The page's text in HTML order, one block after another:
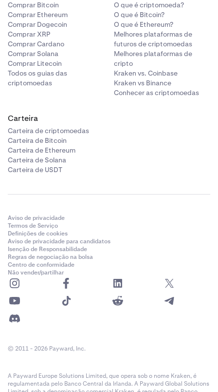
Comprar Bitcoin
Comprar Ethereum
Comprar Dogecoin
Comprar XRP
Comprar Cardano
Comprar Solana
Comprar Litecoin
Todos os guias das
criptomoedas
O que é criptomoeda?
O que é Bitcoin?
O que é Ethereum?
Melhores plataformas de
futuros de criptomoedas
Melhores plataformas de
cripto
Kraken vs. Coinbase
Kraken vs Binance
Conhecer as criptomoedas
Carteira
Carteira de criptomoedas
Carteira de Bitcoin
Carteira de Ethereum
Carteira de Solana
Carteira de USDT
Aviso de privacidade
Termos de Serviço
Definições de cookies
Aviso de privacidade para candidatos
Isenção de Responsabilidade
Regras de negociação na bolsa
Centro de conformidade
Não vender/partilhar
© 2011 - 2026 Payward, Inc.
A Payward Europe Solutions Limited, que opera sob o nome Kraken, é
regulamentada pelo Banco Central da Irlanda. A Payward Global Solutions